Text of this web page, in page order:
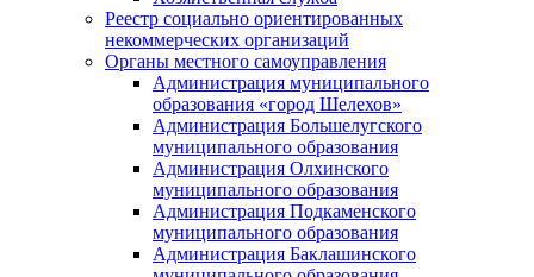
Реестр социально ориентированных
некоммерческих организаций
Органы местного самоуправления
Администрация муниципального
образования «город Шелехов»
Администрация Большелугского
муниципального образования
Администрация Олхинского
муниципального образования
Администрация Подкаменского
муниципального образования
Администрация Баклашинского